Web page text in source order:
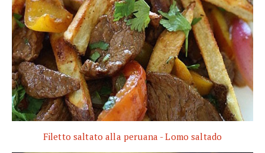
Filetto saltato alla peruana - Lomo saltado